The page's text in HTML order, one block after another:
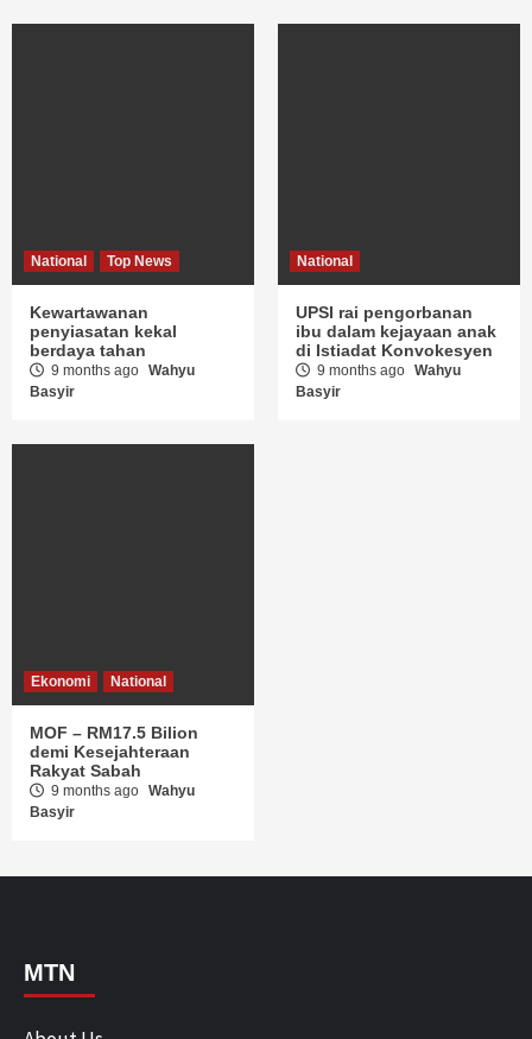
National Top News
Kewartawanan
penyiasatan kekal
berdaya tahan
9 months ago Wahyu
Basyir
National
UPSI rai pengorbanan
ibu dalam kejayaan anak
di Istiadat Konvokesyen
9 months ago Wahyu
Basyir
Ekonomi National
MOF – RM17.5 Bilion
demi Kesejahteraan
Rakyat Sabah
9 months ago Wahyu
Basyir
MTN